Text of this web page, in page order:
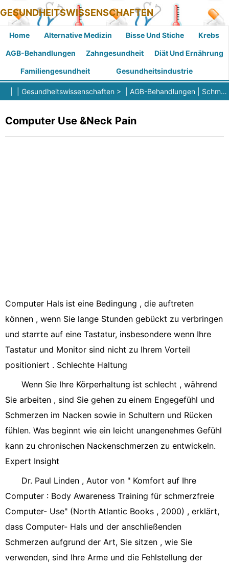
GESUNDHEITSWISSENSCHAFTEN
Home Alternative Medizin Bisse Und Stiche Krebs
AGB-Behandlungen Zahngesundheit Diät Und Ernährung
Familiengesundheit Gesundheitsindustrie
Gesundheitswissenschaften > | AGB-Behandlungen Schmerztherapie
Computer Use &Neck Pain
Computer Hals ist eine Bedingung , die auftreten
können , wenn Sie lange Stunden gebückt zu verbringen
und starrte auf eine Tastatur, insbesondere wenn Ihre
Tastatur und Monitor sind nicht zu Ihrem Vorteil
positioniert . Schlechte Haltung
Wenn Sie Ihre Körperhaltung ist schlecht , während
Sie arbeiten , sind Sie gehen zu einem Engegefühl und
Schmerzen im Nacken sowie in Schultern und Rücken
fühlen. Was beginnt wie ein leicht unangenehmes Gefühl
kann zu chronischen Nackenschmerzen zu entwickeln.
Expert Insight
Dr. Paul Linden , Autor von " Komfort auf Ihre
Computer : Body Awareness Training für schmerzfreie
Computer- Use" (North Atlantic Books , 2000) , erklärt,
dass Computer- Hals und der anschließenden
Schmerzen aufgrund der Art, Sie sitzen , wie Sie
verwenden, sind Ihre Arme und die Fehlstellung der